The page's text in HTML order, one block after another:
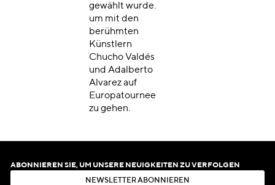
gewählt wurde.
um mit den
berühmten
Künstlern
Chucho Valdés
und Adalberto
Alvarez auf
Europatournee
zu gehen.
ABONNIEREN SIE, UM UNSERE NEUIGKEITEN ZU VERFOLGEN
N EWSLET ERABON N EREN